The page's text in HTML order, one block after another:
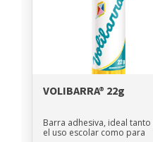
VOLIBARRA® 22g
Barra adhesiva, ideal
el uso escolar como para